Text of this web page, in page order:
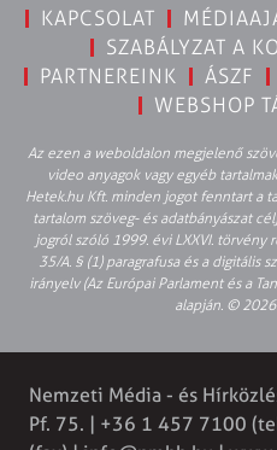
KAPCSOLAT
SZABÁLYZAT A
PARTNEREINK
ÁSZF
WEBSHOP
Az ezen a weboldalon megjelenő
video anyagok vagy egyéb
Hetek.hu Kft. minden jogot fenntart a
tartalom szöveg- és adatbányászat
jogról szóló 1999. évi LXXVI.
35/A. § (1) paragrafusa és a digitális
irányelv (Az Európai Parlament és a
alapján. © 2026
Nemzeti Média - és
Pf. 75. | +36 1 457 7100